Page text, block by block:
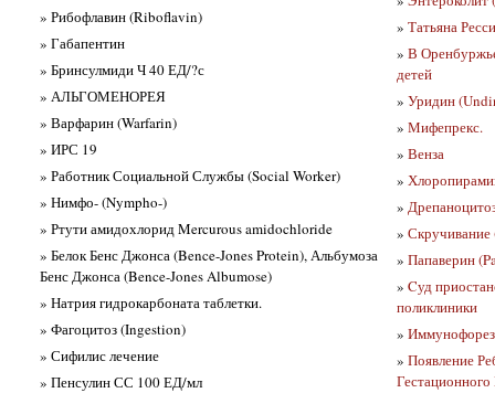
» Рибофлавин (Riboflavin)
» Габапентин
» Бринсулмиди Ч 40 ЕД/?с
» АЛЬГОМЕНОРЕЯ
» Варфарин (Warfarin)
» ИРС 19
» Работник Социальной Службы (Social Worker)
» Нимфо- (Nympho-)
» Ртути амидохлорид Mercurous amidochloride
» Белок Бенс Джонса (Bence-Jones Protein), Альбумоза
Бенс Джонса (Bence-Jones Albumose)
» Натрия гидрокарбоната таблетки.
» Фагоцитоз (Ingestion)
» Сифилис лечение
» Пенсулин СС 100 ЕД/мл
» Татьяна
» В
детей
» Уридин
» Мифепрекс.
» Венза
»
»
» Скручивание
» Папаверин
» Cуд
поликлиники
»
» Появление